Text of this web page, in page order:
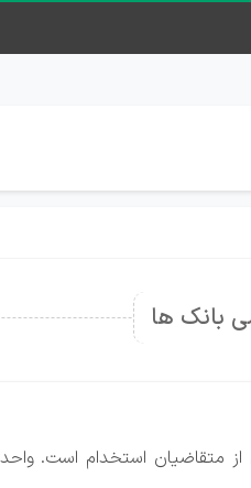
بانک ها
متقاضیان استخدام است.